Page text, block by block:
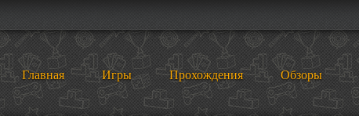
Главная Игры Прохождения Обзоры